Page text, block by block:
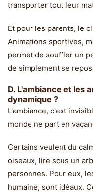
transporter tout leur
Et pour les parents, le
Animations sportives,
permet de souffler un
de simplement se
D. L'ambiance et les
dynamique ?
L'ambiance, c'est
monde ne part en
Certains veulent du
oiseaux, lire sous un
personnes. Pour eux,
humaine, sont idéaux.